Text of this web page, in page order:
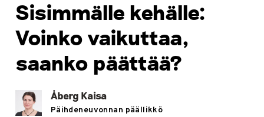
Sisimmälle kehälle:
Voinko vaikuttaa,
saanko päättää?
Åberg Kaisa
Päihdeneuvonnan päällikkö